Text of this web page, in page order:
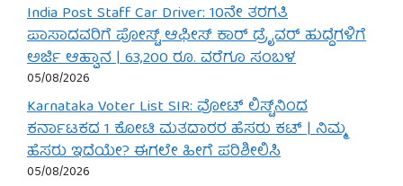
India Post Staff Car Driver: 10ನೇ ತರಗತಿ
ಪಾಸಾದವರಿಗೆ ಪೋಸ್ಟ್ ಆಫೀಸ್ ಕಾರ್ ಡ್ರೈವರ್ ಹುದ್ದೆಗಳಿಗೆ
ಅರ್ಜಿ ಆಹ್ವಾನ | 63,200 ರೂ. ವರೆಗೂ ಸಂಬಳ
05/08/2026
Karnataka Voter List SIR: ವೋಟ್ ಲಿಸ್ಟ್‌ನಿಂದ
ಕರ್ನಾಟಕದ 1 ಕೋಟಿ ಮತದಾರರ ಹೆಸರು ಕಟ್ | ನಿಮ್ಮ
ಹೆಸರು ಇದೆಯೇ? ಈಗಲೇ ಹೀಗೆ ಪರಿಶೀಲಿಸಿ
05/08/2026